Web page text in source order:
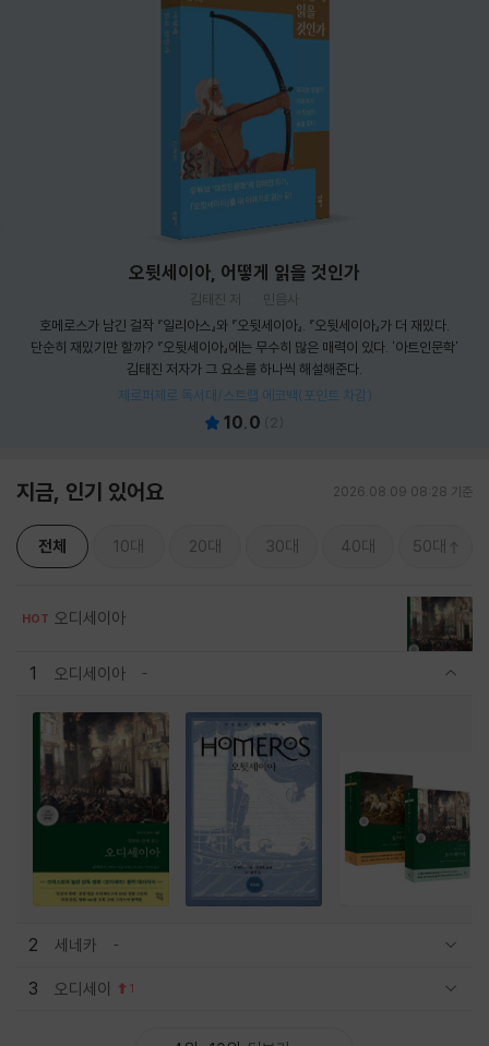
오뒷세이아, 어떻게 읽을 것인가
김태진 저
민음사
호메로스가 남긴 걸작 『일리아스』와 『오뒷세이아』. 『오뒷세이아』가 더 재밌다.
단순히 재밌기만 할까? 『오뒷세이아』에는 무수히 많은 매력이 있다. '아트인문학'
김태진 저자가 그 요소를 하나씩 해설해준다.
제로퍼제로 독서대/스트랩 에코백(포인트 차감)
10.0 ( 2)
지금, 인기 있어요 2026.08.09 08:28 기준
전체 10대 20대 30대 40대 50대
HOT 오디세이아
1 오디세이아
2 세네카
3 오디세이 1